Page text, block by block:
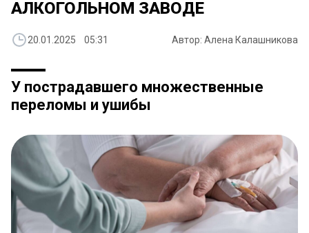
АЛКОГОЛЬНОМ ЗАВОДЕ
20.01.2025 05:31 Автор: Алена Калашникова
У пострадавшего множественные
переломы и ушибы